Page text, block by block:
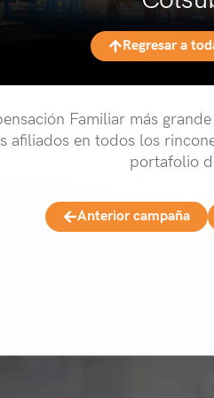
Regresar a
Familiar más
afiliados en todos los
portafolio
Anterior campaña